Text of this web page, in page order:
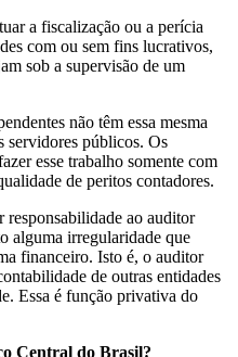
a fiscalização ou a perícia
com ou sem fins lucrativos,
sob a supervisão de um
não têm essa mesma
servidores públicos. Os
esse trabalho somente com
de peritos contadores.
ao auditor
alguma irregularidade que
financeiro. Isto é, o auditor
de outras entidades
Essa é função privativa do
Central do Brasil?